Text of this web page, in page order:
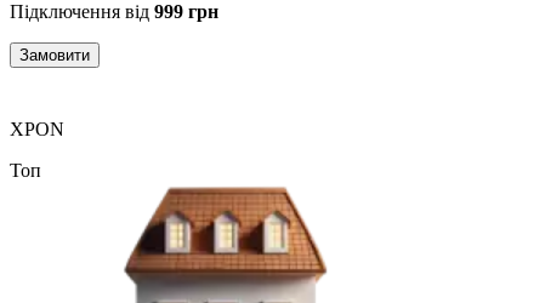
Підключення від 999 грн
Замовити
XPON
Топ